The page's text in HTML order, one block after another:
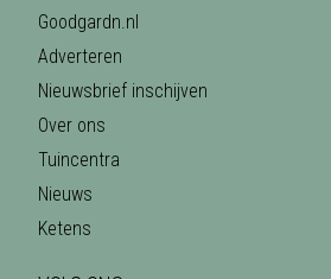
Goodgardn.nl
Adverteren
Nieuwsbrief inschijven
Over ons
Tuincentra
Nieuws
Ketens